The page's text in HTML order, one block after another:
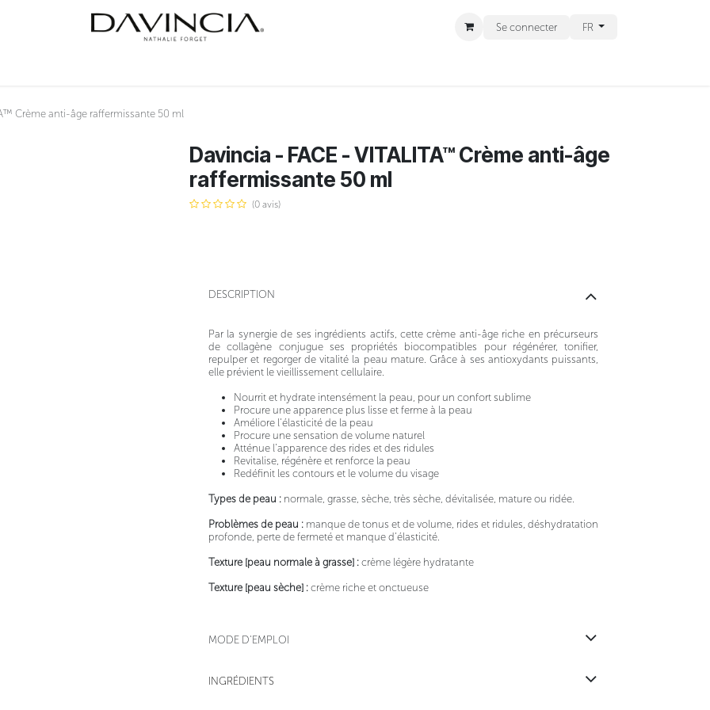
Se connecter
FR
Crème anti-âge raffermissante 50 ml
Davincia - FACE - VITALITA™ Crème anti-âge
raffermissante 50 ml
(0 avis)
DESCRIPTION
Par la synergie de ses ingrédients actifs, cette crème anti-âge riche en précurseurs
de collagène conjugue ses propriétés biocompatibles pour régénérer, tonifier,
repulper et regorger de vitalité la peau mature. Grâce à ses antioxydants puissants,
elle prévient le vieillissement cellulaire.
Nourrit et hydrate intensément la peau, pour un confort sublime
Procure une apparence plus lisse et ferme à la peau
Améliore l’élasticité de la peau
Procure une sensation de volume naturel
Atténue l’apparence des rides et des ridules
Revitalise, régénère et renforce la peau
Redéfinit les contours et le volume du visage
Types de peau : normale, grasse, sèche, très sèche, dévitalisée, mature ou ridée.
Problèmes de peau : manque de tonus et de volume, rides et ridules, déshydratation
profonde, perte de fermeté et manque d’élasticité.
Texture [peau normale à grasse] : crème légère hydratante
Texture [peau sèche] : crème riche et onctueuse
MODE D'EMPLOI
INGRÉDIENTS